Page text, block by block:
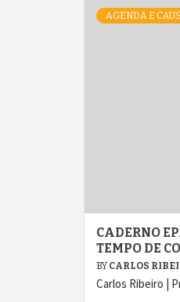
AGENDA E
CADERNO
TEMPO DE
BY CARLOS
Carlos Ribeiro |